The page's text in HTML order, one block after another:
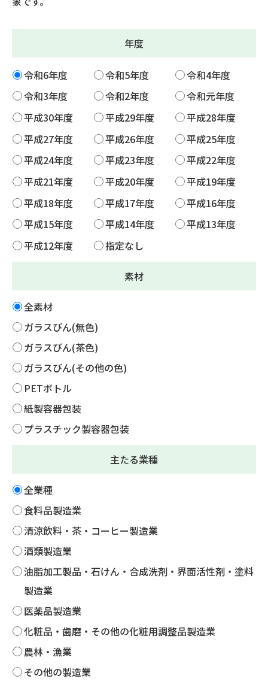
年度
令和6年度 令和5年度
令和4年度
令和3年度
令和2年度
令和元年度
平成30年度
平成29年度
平成28年度
平成27年度
平成26年度
平成25年度
平成24年度
平成23年度
平成22年度
平成21年度
平成20年度
平成19年度
平成18年度
平成17年度
平成16年度
平成15年度
平成14年度
平成13年度
平成12年度
指定なし
素材
全素材
ガラスびん(無色)
ガラスびん(茶色)
ガラスびん(その他の色)
PETボトル
紙製容器包装
プラスチック製容器包装
主たる業種
全業種
食料品製造業
清涼飲料・茶・コーヒー製造業
酒類製造業
油脂加工製品・石けん・合成洗剤・界面活性剤・塗料
製造業
医薬品製造業
化粧品・歯磨・その他の化粧用調整品製造業
農林・漁業
その他の製造業